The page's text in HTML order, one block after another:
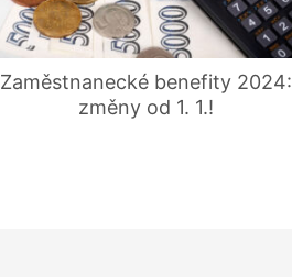
Zaměstnanecké benefity 2024:
změny od 1. 1.!